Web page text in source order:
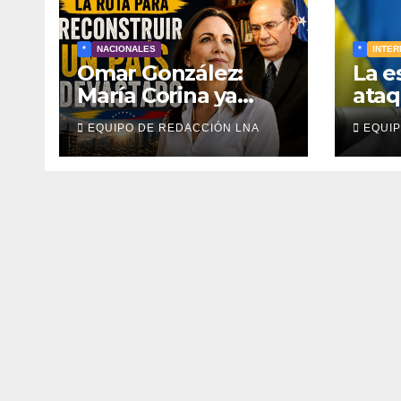
* NACIONALES
Omar González:
María Corina ya
tiene la ruta para
reconstruir
Venezuela
EQUIPO DE REDACCIÓN LNA
*
La